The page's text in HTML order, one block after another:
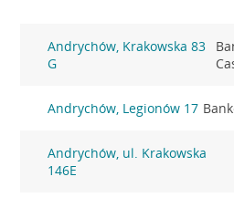
Andrychów, Krakowska 83
G
Andrychów, Legionów 17
Andrychów, ul. Krakowska
146E